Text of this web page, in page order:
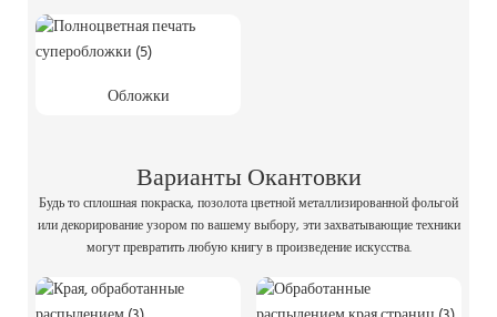
Обложки
Варианты Окантовки
Будь то сплошная покраска, позолота цветной металлизированной фольгой
или декорирование узором по вашему выбору, эти захватывающие техники
могут превратить любую книгу в произведение искусства.